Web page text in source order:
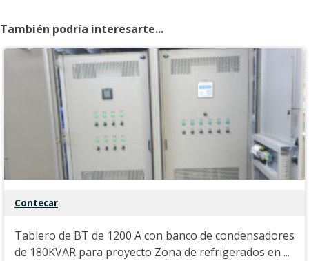
También podría interesarte...
Contecar
Tablero de BT de 1200 A con banco de condensadores
de 180KVAR para proyecto Zona de refrigerados en ...